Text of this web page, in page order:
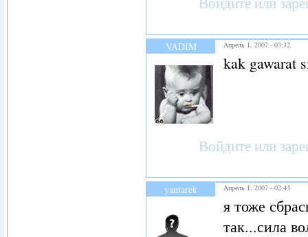
VADIM Апрель 1, 2007 - 03:32
kak gawarat
Войдите или
yantarek Апрель 1, 2007 - 02:43
я тоже
так...сила